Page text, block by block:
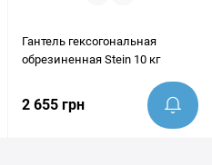
Гантель гексогональная
обрезиненная Stein 10 кг
2 655 грн